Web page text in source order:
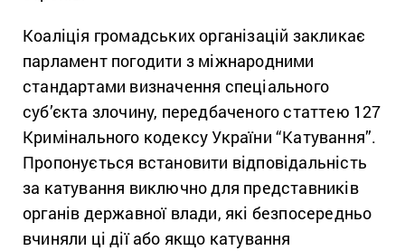
Коаліція громадських організацій закликає
парламент погодити з міжнародними
стандартами визначення спеціального
суб’єкта злочину, передбаченого статтею 127
Кримінального кодексу України “Катування”.
Пропонується встановити відповідальність
за катування виключно для представників
органів державної влади, які безпосередньо
вчиняли ці дії або якщо катування